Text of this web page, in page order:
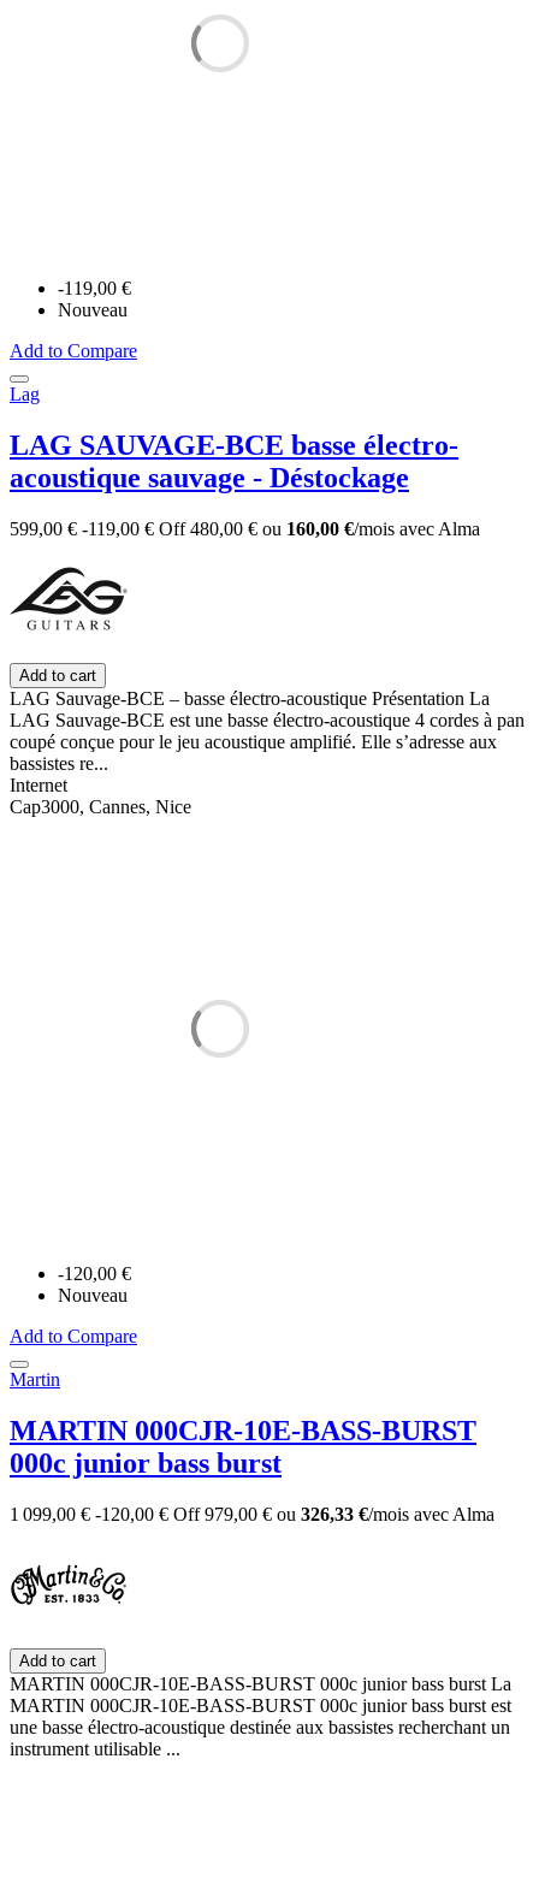
-119,00 €
Nouveau
Add to Compare
Lag
LAG SAUVAGE-BCE basse électro-
acoustique sauvage - Déstockage
599,00 € -119,00 € Off 480,00 € ou 160,00 €/mois avec Alma
Add to cart
LAG Sauvage-BCE – basse électro-acoustique Présentation La
LAG Sauvage-BCE est une basse électro-acoustique 4 cordes à pan
coupé conçue pour le jeu acoustique amplifié. Elle s’adresse aux
bassistes re...
Internet
Cap3000, Cannes, Nice
-120,00 €
Nouveau
Add to Compare
Martin
MARTIN 000CJR-10E-BASS-BURST
000c junior bass burst
1 099,00 € -120,00 € Off 979,00 € ou 326,33 €/mois avec Alma
Add to cart
MARTIN 000CJR-10E-BASS-BURST 000c junior bass burst La
MARTIN 000CJR-10E-BASS-BURST 000c junior bass burst est
une basse électro-acoustique destinée aux bassistes recherchant un
instrument utilisable ...